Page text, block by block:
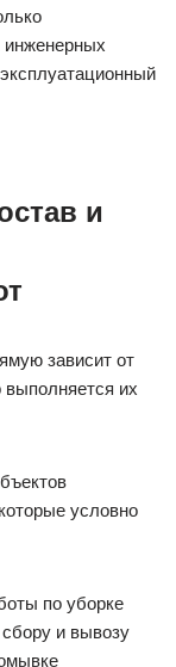
инженерных
и
зависит от
выполняется их
условно
по уборке
и вывозу